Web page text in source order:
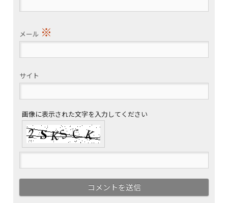
メール ※
サイト
画像に表示された文字を入力してください